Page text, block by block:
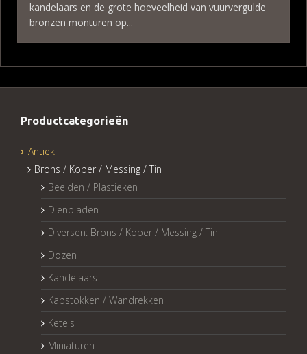
kandelaars en de grote hoeveelheid van vuurvergulde
bronzen monturen op...
Productcategorieën
Antiek
Brons / Koper / Messing / Tin
Beelden / Plastieken
Dienbladen
Diversen: Brons / Koper / Messing / Tin
Dozen
Kandelaars
Kapstokken / Wandrekken
Ketels
Miniaturen